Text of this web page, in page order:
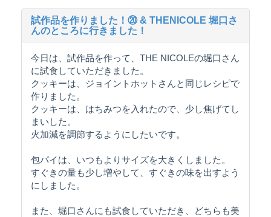
試作品を作りました！⑳ & THENICOLE 堀口さ
んのところに行きました！
今日は、試作品を作って、THE NICOLEの堀口さん
に試食していただきました。
クッキーは、ジョイントホットさんと同じレシピで
作りました。
クッキーは、はちみつを入れたので、少し焦げてし
まいした。
火加減を調節するようにしたいです。
包パイは、いつもよりサイズを大きくしました。
すぐきの量も少し増やして、すぐきの味を出すよう
にしました。
また、堀口さんにも試食していただき、どちらも美